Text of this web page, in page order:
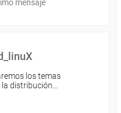
mensaje
los temas
distribución…